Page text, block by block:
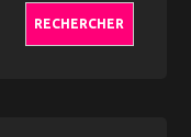
RECHERCHER